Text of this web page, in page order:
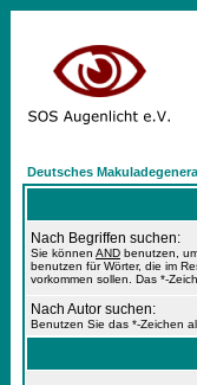
Deutsches
Nach Begriffen suchen:
Sie können AND benutzen,
benutzen für Wörter, die im
vorkommen sollen. Das *-
Nach Autor suchen:
Benutzen Sie das *-Zeichen